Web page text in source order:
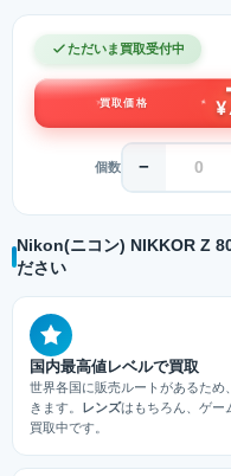
ただいま買取受付中
買取価格 ¥
個数 −
Nikon(ニコン) NIKKOR Z
ださい
国内最高値レベルで買取
世界各国に販売ルートがあるた
きます。 レンズはもちろん、ゲー
買取中です。